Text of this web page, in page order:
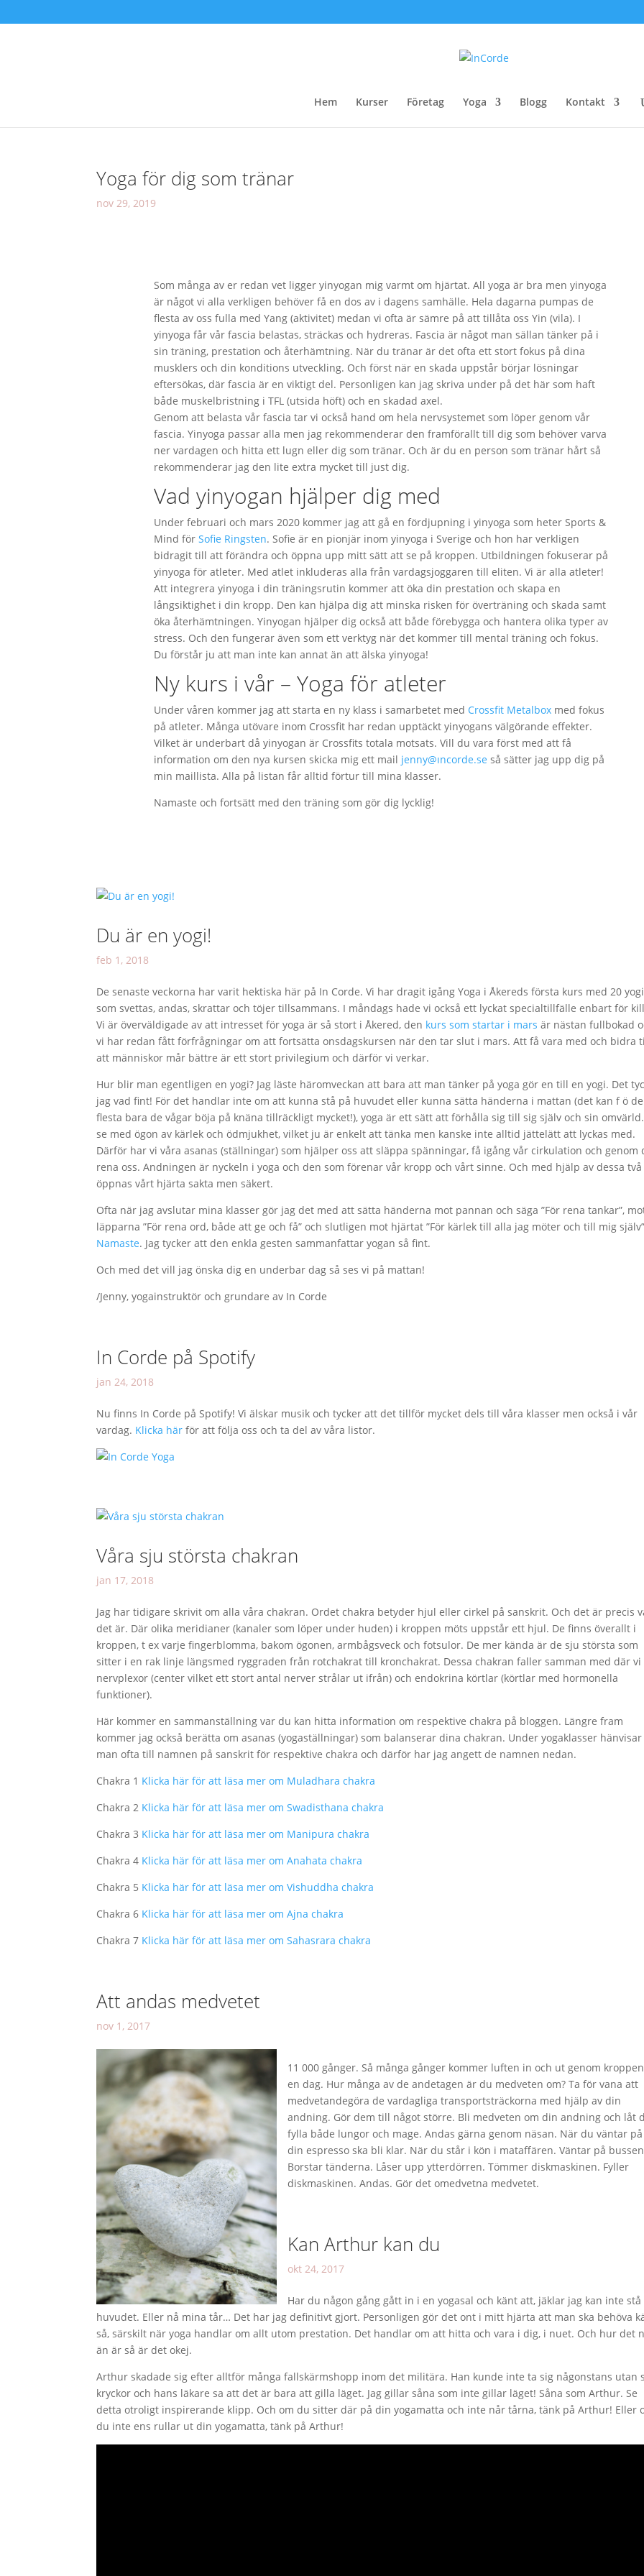
Hem Kurser Företag Yoga Blogg Kontakt
Yoga för dig som tränar
nov 29, 2019
Som många av er redan vet ligger yinyogan mig varmt om hjärtat. All yoga är bra men yinyoga
är något vi alla verkligen behöver få en dos av i dagens samhälle. Hela dagarna pumpas de
flesta av oss fulla med Yang (aktivitet) medan vi ofta är sämre på att tillåta oss Yin (vila). I
yinyoga får vår fascia belastas, sträckas och hydreras. Fascia är något man sällan tänker på i
sin träning, prestation och återhämtning. När du tränar är det ofta ett stort fokus på dina
musklers och din konditions utveckling. Och först när en skada uppstår börjar lösningar
eftersökas, där fascia är en viktigt del. Personligen kan jag skriva under på det här som haft
både muskelbristning i TFL (utsida höft) och en skadad axel.
Genom att belasta vår fascia tar vi också hand om hela nervsystemet som löper genom vår
fascia. Yinyoga passar alla men jag rekommenderar den framförallt till dig som behöver varva
ner vardagen och hitta ett lugn eller dig som tränar. Och är du en person som tränar hårt så
rekommenderar jag den lite extra mycket till just dig.
Vad yinyogan hjälper dig med
Under februari och mars 2020 kommer jag att gå en fördjupning i yinyoga som heter Sports &
Mind för Sofie Ringsten. Sofie är en pionjär inom yinyoga i Sverige och hon har verkligen
bidragit till att förändra och öppna upp mitt sätt att se på kroppen. Utbildningen fokuserar på
yinyoga för atleter. Med atlet inkluderas alla från vardagsjoggaren till eliten. Vi är alla atleter!
Att integrera yinyoga i din träningsrutin kommer att öka din prestation och skapa en
långsiktighet i din kropp. Den kan hjälpa dig att minska risken för överträning och skada samt
öka återhämtningen. Yinyogan hjälper dig också att både förebygga och hantera olika typer av
stress. Och den fungerar även som ett verktyg när det kommer till mental träning och fokus.
Du förstår ju att man inte kan annat än att älska yinyoga!
Ny kurs i vår – Yoga för atleter
Under våren kommer jag att starta en ny klass i samarbetet med Crossfit Metalboxmed fokus
på atleter. Många utövare inom Crossfit har redan upptäckt yinyogans välgörande effekter.
Vilket är underbart då yinyogan är Crossfits totala motsats. Vill du vara först med att få
information om den nya kursen skicka mig ett mail jenny@ıncorde.se så sätter jag upp dig på
min maillista. Alla på listan får alltid förtur till mina klasser.
Namaste och fortsätt med den träning som gör dig lycklig!
Du är en yogi!
feb 1, 2018
De senaste veckorna har varit hektiska här på In Corde. Vi har dragit igång Yoga i Åkereds första kurs med 20
som svettas, andas, skrattar och töjer tillsammans. I måndags hade vi också ett lyckat specialtillfälle enbart för
Vi är överväldigade av att intresset för yoga är så stort i Åkered, den kurs som startar i mars är nästan fullbokad
vi har redan fått förfrågningar om att fortsätta onsdagskursen när den tar slut i mars. Att få vara med och bidra
att människor mår bättre är ett stort privilegium och därför vi verkar.
Hur blir man egentligen en yogi? Jag läste häromveckan att bara att man tänker på yoga gör en till en yogi. Det
jag vad fint! För det handlar inte om att kunna stå på huvudet eller kunna sätta händerna i mattan (det kan f ö de
flesta bara de vågar böja på knäna tillräckligt mycket!), yoga är ett sätt att förhålla sig till sig själv och sin
se med ögon av kärlek och ödmjukhet, vilket ju är enkelt att tänka men kanske inte alltid jättelätt att lyckas med.
Därför har vi våra asanas (ställningar) som hjälper oss att släppa spänningar, få igång vår cirkulation och genom
rena oss. Andningen är nyckeln i yoga och den som förenar vår kropp och vårt sinne. Och med hjälp av dessa två
öppnas vårt hjärta sakta men säkert.
Ofta när jag avslutar mina klasser gör jag det med att sätta händerna mot pannan och säga ”För rena tankar”,
läpparna ”För rena ord, både att ge och få” och slutligen mot hjärtat ”För kärlek till alla jag möter och till mig
Namaste. Jag tycker att den enkla gesten sammanfattar yogan så fint.
Och med det vill jag önska dig en underbar dag så ses vi på mattan!
/Jenny, yogainstruktör och grundare av In Corde
In Corde på Spotify
jan 24, 2018
Nu finns In Corde på Spotify! Vi älskar musik och tycker att det tillför mycket dels till våra klasser men också i vår
vardag. Klicka här för att följa oss och ta del av våra listor.
Våra sju största chakran
jan 17, 2018
Jag har tidigare skrivit om alla våra chakran. Ordet chakra betyder hjul eller cirkel på sanskrit. Och det är precis
det är. Där olika meridianer (kanaler som löper under huden) i kroppen möts uppstår ett hjul. De finns överallt i
kroppen, t ex varje fingerblomma, bakom ögonen, armbågsveck och fotsulor. De mer kända är de sju största som
sitter i en rak linje längsmed ryggraden från rotchakrat till kronchakrat. Dessa chakran faller samman med där vi
nervplexor (center vilket ett stort antal nerver strålar ut ifrån) och endokrina körtlar (körtlar med hormonella
funktioner).
Här kommer en sammanställning var du kan hitta information om respektive chakra på bloggen. Längre fram
kommer jag också berätta om asanas (yogaställningar) som balanserar dina chakran. Under yogaklasser hänvisar
man ofta till namnen på sanskrit för respektive chakra och därför har jag angett de namnen nedan.
Chakra 1 Klicka här för att läsa mer om Muladhara chakra
Chakra 2 Klicka här för att läsa mer om Swadisthana chakra
Chakra 3 Klicka här för att läsa mer om Manipura chakra
Chakra 4 Klicka här för att läsa mer om Anahata chakra
Chakra 5 Klicka här för att läsa mer om Vishuddha chakra
Chakra 6 Klicka här för att läsa mer om Ajna chakra
Chakra 7 Klicka här för att läsa mer om Sahasrara chakra
Att andas medvetet
nov 1, 2017
11 000 gånger. Så många gånger kommer luften in och ut genom
en dag. Hur många av de andetagen är du medveten om? Ta för vana att
medvetandegöra de vardagliga transportsträckorna med hjälp av din
andning. Gör dem till något större. Bli medveten om din andning och låt
fylla både lungor och mage. Andas gärna genom näsan. När du väntar
din espresso ska bli klar. När du står i kön i mataffären. Väntar på
Borstar tänderna. Låser upp ytterdörren. Tömmer diskmaskinen. Fyller
diskmaskinen. Andas. Gör det omedvetna medvetet.
Kan Arthur kan du
okt 24, 2017
Har du någon gång gått in i en yogasal och känt att, jäklar jag kan inte stå
huvudet. Eller nå mina tår… Det har jag definitivt gjort. Personligen gör det ont i mitt hjärta att man ska behöva
så, särskilt när yoga handlar om allt utom prestation. Det handlar om att hitta och vara i dig, i nuet. Och hur det
än är så är det okej.
Arthur skadade sig efter alltför många fallskärmshopp inom det militära. Han kunde inte ta sig någonstans utan
kryckor och hans läkare sa att det är bara att gilla läget. Jag gillar såna som inte gillar läget! Såna som Arthur. Se
detta otroligt inspirerande klipp. Och om du sitter där på din yogamatta och inte når tårna, tänk på Arthur! Eller
du inte ens rullar ut din yogamatta, tänk på Arthur!